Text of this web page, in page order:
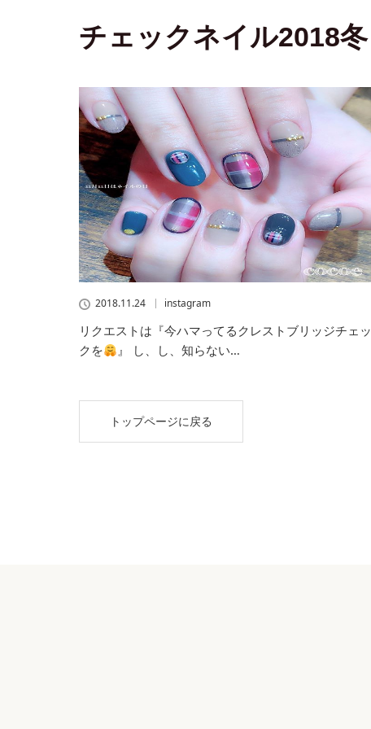
チェックネイル2018冬
2018.11.24 instagram
リクエストは『今ハマってるクレストブリッジチェッ
クを
』 し、し、知らない…
トップページに戻る